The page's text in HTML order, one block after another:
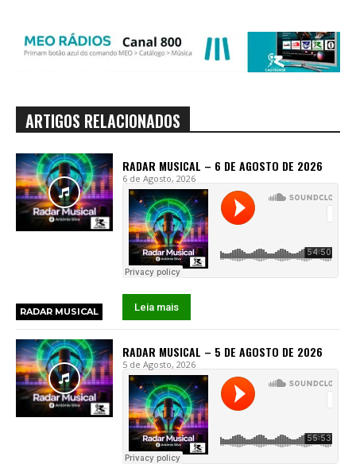
ARTIGOS RELACIONADOS
RADAR MUSICAL
RADAR MUSICAL – 6 DE AGOSTO DE 2026
6 de Agosto, 2026
Leia mais
RADAR MUSICAL – 5 DE AGOSTO DE 2026
5 de Agosto, 2026